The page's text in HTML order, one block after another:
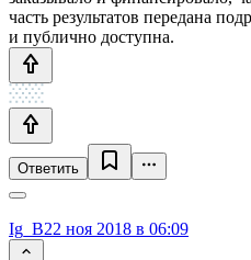
часть результатов передана
и публично доступна.
Ответить
Ig_B22 ноя 2018 в 06:09